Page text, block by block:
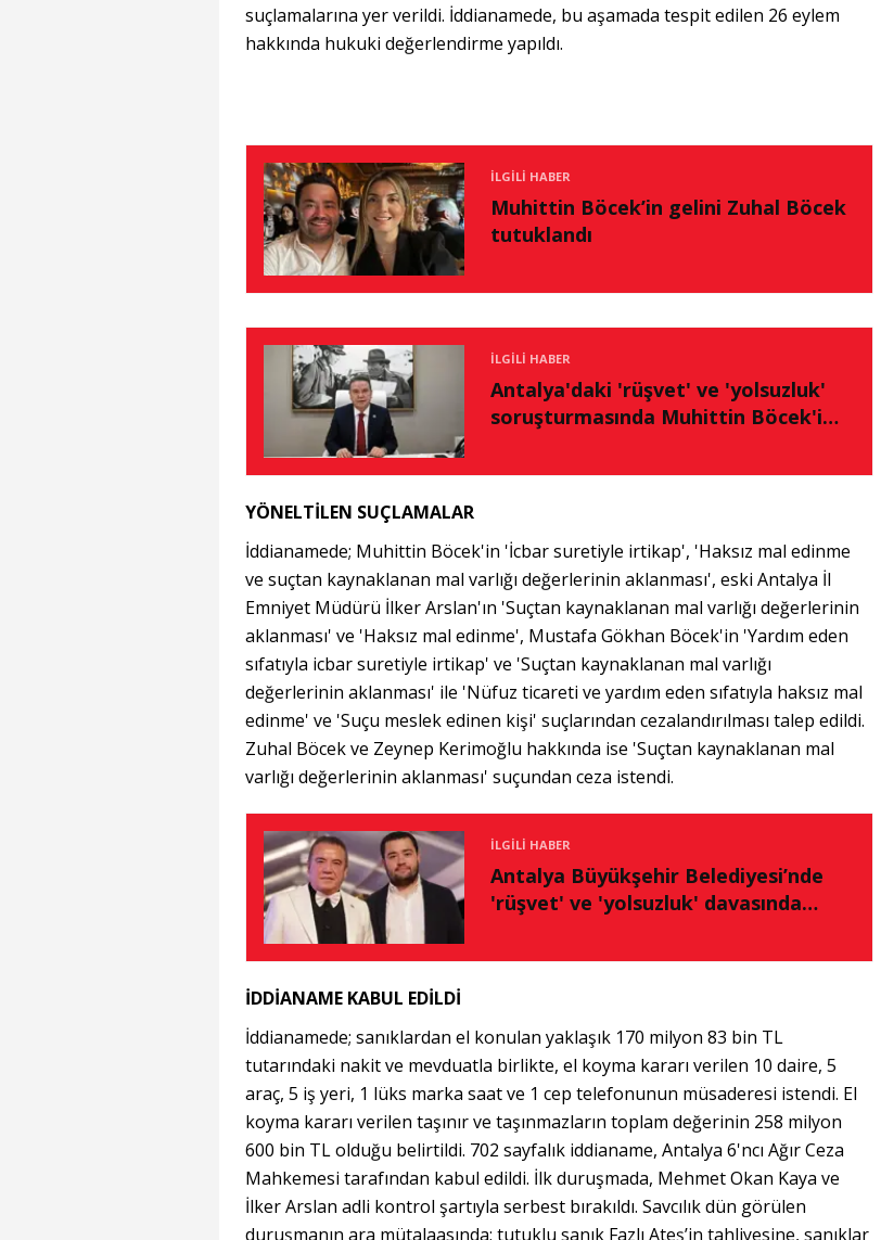
suçlamalarına yer verildi. İddianamede, bu aşamada tespit edilen 26 eylem
hakkında hukuki değerlendirme yapıldı.
İLGILI HABER
Muhittin Böcek’in gelini Zuhal Böcek
tutuklandı
İLGILI HABER
Antalya'daki 'rüşvet' ve 'yolsuzluk'
soruşturmasında Muhittin Böcek'in
YÖNELTİLEN SUÇLAMALAR
İddianamede; Muhittin Böcek'in 'İcbar suretiyle irtikap', 'Haksız mal edinme
ve suçtan kaynaklanan mal varlığı değerlerinin aklanması', eski Antalya İl
Emniyet Müdürü İlker Arslan'ın 'Suçtan kaynaklanan mal varlığı değerlerinin
aklanması' ve 'Haksız mal edinme', Mustafa Gökhan Böcek'in 'Yardım eden
sıfatıyla icbar suretiyle irtikap' ve 'Suçtan kaynaklanan mal varlığı
değerlerinin aklanması' ile 'Nüfuz ticareti ve yardım eden sıfatıyla haksız mal
edinme' ve 'Suçu meslek edinen kişi' suçlarından cezalandırılması talep edildi.
Zuhal Böcek ve Zeynep Kerimoğlu hakkında ise 'Suçtan kaynaklanan mal
varlığı değerlerinin aklanması' suçundan ceza istendi.
İLGILI HABER
Antalya Büyükşehir Belediyesi’nde
'rüşvet' ve 'yolsuzluk' davasında
İDDİANAME KABUL EDİLDİ
İddianamede; sanıklardan el konulan yaklaşık 170 milyon 83 bin TL
tutarındaki nakit ve mevduatla birlikte, el koyma kararı verilen 10 daire, 5
araç, 5 iş yeri, 1 lüks marka saat ve 1 cep telefonunun müsaderesi istendi. El
koyma kararı verilen taşınır ve taşınmazların toplam değerinin 258 milyon
600 bin TL olduğu belirtildi. 702 sayfalık iddianame, Antalya 6'ncı Ağır Ceza
Mahkemesi tarafından kabul edildi. İlk duruşmada, Mehmet Okan Kaya ve
İlker Arslan adli kontrol şartıyla serbest bırakıldı. Savcılık dün görülen
duruşmanın ara mütalaasında; tutuklu sanık Fazlı Ateş’in tahliyesine, sanıklar